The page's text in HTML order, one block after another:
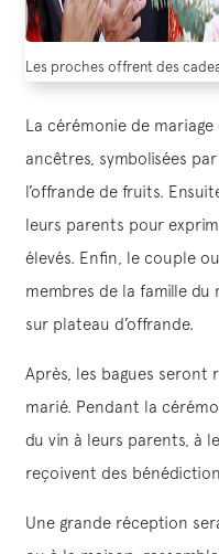
Les proches offrent des
La cérémonie de
ancêtres, symbolisées
l’offrande de fruits.
leurs parents pour
élevés. Enfin, le couple
membres de la famille
sur plateau d’offrande.
Après, les bagues seront
marié. Pendant la
du vin à leurs parents, à
reçoivent des
Une grande réception